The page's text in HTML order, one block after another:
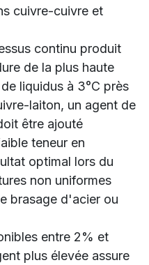
cuivre-cuivre et
continu produit
de la plus haute
liquidus à 3°C près
laiton, un agent de
être ajouté
teneur en
optimal lors du
non uniformes
brasage d'acier ou
entre 2% et
plus élevée assure